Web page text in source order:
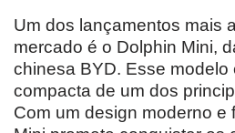
Um dos lançamentos mais
mercado é o Dolphin Mini,
chinesa BYD. Esse modelo
compacta de um dos
Com um design moderno e